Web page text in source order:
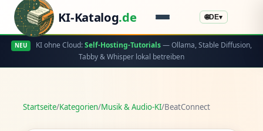
KI-Katalog.de 🌐DE▾
NEU KI ohne Cloud:Self-Hosting-Tutorials— Ollama, Stable Diffusion,
Tabby & Whisper lokal betreiben
Startseite/Kategorien/Musik & Audio-KI/BeatConnect